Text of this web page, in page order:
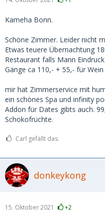
Kameha Bonn.
Schöne Zimmer. Leider nicht
Etwas teuere Übernachtung
Restaurant falls Mann
Gänge ca 110,- + 55,- für
mir hat Zimmerservice mit
ein schönes Spa und infinity
Addon für Dates gibts auch.
Schokofrüchte.
Carl gefällt das.
donkeykong
15. Oktober 2021 +2